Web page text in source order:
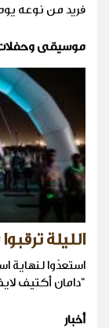
فريد من نوعه يوم
موسيقى
الليلة
استعدّوا
"دامان أكتيف لايف إلكتريك ران
أخبار